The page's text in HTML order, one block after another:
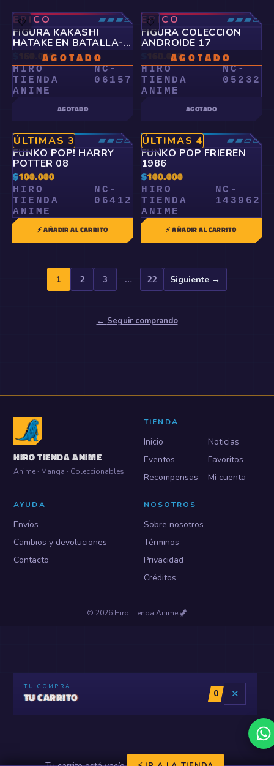
🤍
AGOTADO
ÉPICO
▰▰▰▱
FIGURA KAKASHI
HATAKE EN BATALLA-
NARUTO
160.000
HIRO
TIENDA
ANIME
NC-
06157
AGOTADO
🤍
AGOTADO
ÉPICO
▰▰▰▱
FIGURA COLECCIÓN
ANDROIDE 17
160.000
HIRO
TIENDA
ANIME
NC-
05232
AGOTADO
🤍
ÚLTIMAS 3
RARO
▰▰▱▱
FUNKO POP! HARRY
POTTER 08
$100.000
HIRO
TIENDA
ANIME
NC-
06412
⚡ AÑADIR AL CARRITO
🤍
ÚLTIMAS 4
RARO
▰▰▱▱
FUNKO POP FRIEREN
1986
$100.000
HIRO
TIENDA
ANIME
NC-
143962
⚡ AÑADIR AL CARRITO
1 2 3 … 22 Siguiente →
← Seguir comprando
HIRO TIENDA ANIME
Anime · Manga · Coleccionables
TIENDA
Inicio
Noticias
Eventos
Favoritos
Recompensas
Mi cuenta
AYUDA
Envíos
Cambios y devoluciones
Contacto
NOSOTROS
Sobre nosotros
Términos
Privacidad
Créditos
© 2026 Hiro Tienda Anime🦖
TU COMPRA
TU CARRITO 0 ✕